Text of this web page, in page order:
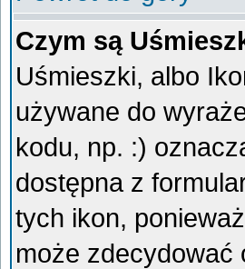
Czym są
Uśmieszki, albo
używane do
kodu, np. :)
dostępna z
tych ikon,
może zdecydować